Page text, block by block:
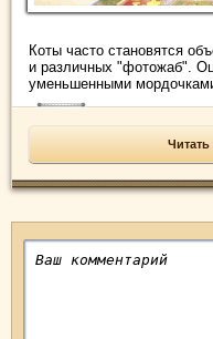
Коты часто становятся
и различных "фотожаб".
уменьшенными